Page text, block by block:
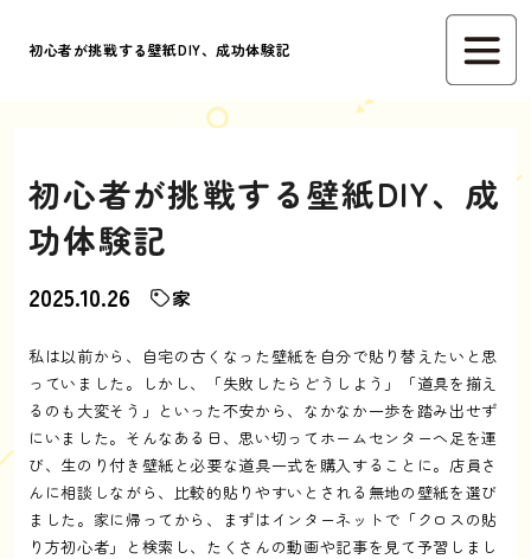
初心者が挑戦する壁紙DIY、成功体験記
初心者が挑戦する壁紙DIY、成
功体験記
2025.10.26 家
私は以前から、自宅の古くなった壁紙を自分で貼り替えたいと思
っていました。しかし、「失敗したらどうしよう」「道具を揃え
るのも大変そう」といった不安から、なかなか一歩を踏み出せず
にいました。そんなある日、思い切ってホームセンターへ足を運
び、生のり付き壁紙と必要な道具一式を購入することに。店員さ
んに相談しながら、比較的貼りやすいとされる無地の壁紙を選び
ました。家に帰ってから、まずはインターネットで「クロスの貼
り方初心者」と検索し、たくさんの動画や記事を見て予習しまし